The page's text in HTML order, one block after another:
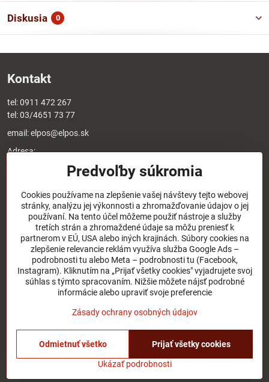
Diskusia 0
Kontakt
tel:0911 472 267
tel:03/4651 73 77
email:elpos@elpos.sk
Adresa:
Štefánikova 1470/50c
Otváracie hodiny:
8:00 - 17:00 pondelok - piatok
8:00 - 12:00 sobota
Nedeľa - zatvorené
O nás
Užitočné odkazy
©2026Copyright
Predvoľby súkromia
Zásady ochrany osobných údajov
Stav objednávky
Vytvorené pomocou:BiznisWeb.sk
Predvoľby súkromia
Cookies používame na zlepšenie vašej návštevy tejto webovej
stránky, analýzu jej výkonnosti a zhromažďovanie údajov o jej
používaní. Na tento účel môžeme použiť nástroje a služby
tretích strán a zhromaždené údaje sa môžu preniesť k
partnerom v EÚ, USA alebo iných krajinách. Súbory cookies na
zlepšenie relevancie reklám využíva služba Google Ads –
podrobnosti tu alebo Meta – podrobnosti tu (Facebook,
Instagram). Kliknutím na „Prijať všetky cookies" vyjadrujete svoj
súhlas s týmto spracovaním. Nižšie môžete nájsť podrobné
informácie alebo upraviť svoje preferencie
Zásady ochrany osobných údajov
Ukázať podrobnosti
Prijať všetky cookies
Odmietnuť všetko